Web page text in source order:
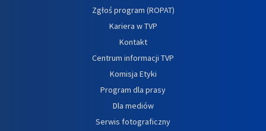
Zgłoś program (ROPAT)
Kariera w TVP
Kontakt
Centrum informacji TVP
Komisja Etyki
Program dla prasy
Dla mediów
Serwis fotograficzny